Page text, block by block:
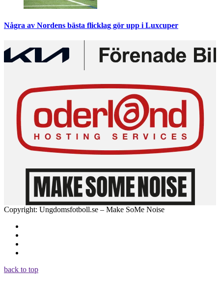
Några av Nordens bästa flicklag gör upp i Luxcuper
Copyright: Ungdomsfotboll.se – Make SoMe Noise
back to top